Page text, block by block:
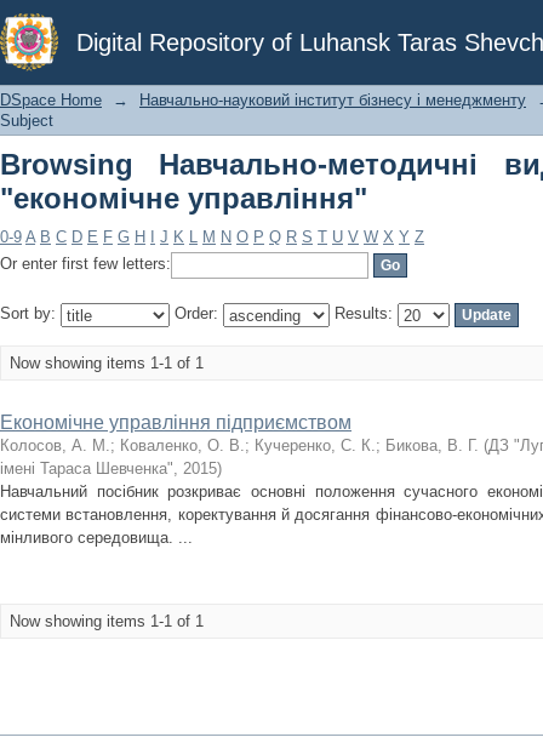
Digital Repository of Luhansk Taras
Browsing Навчально-методичні
DSpace Home → Навчально-науковий інститут бізнесу і менеджменту
Subject
Browsing Навчально-методичні
"економічне управління"
0-9 A B C D E F G H J K L M N O P Q R S T U V W X Y Z
Or enter first few letters:
Sort by: Order: Results:
Now showing items 1-1 of 1
Економічне управління підприємством
Колосов, А. М.; Коваленко, О. В.; Кучеренко, С. К.; Бикова, В. Г. (ДЗ
імені Тараса Шевченка", 2015)
Навчальний посібник розкриває основні положення сучасного
системи встановлення, коректування й досягання фінансово-
мінливого середовища. ...
Now showing items 1-1 of 1